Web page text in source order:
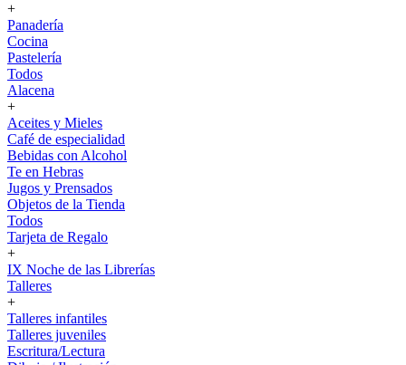
+
Panadería
Cocina
Pastelería
Todos
Alacena
+
Aceites y Mieles
Café de especialidad
Bebidas con Alcohol
Te en Hebras
Jugos y Prensados
Objetos de la Tienda
Todos
Tarjeta de Regalo
+
IX Noche de las Librerías
Talleres
+
Talleres infantiles
Talleres juveniles
Escritura/Lectura